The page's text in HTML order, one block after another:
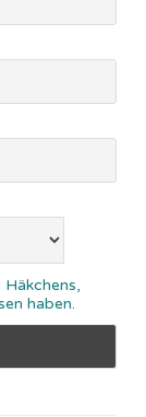
haben.